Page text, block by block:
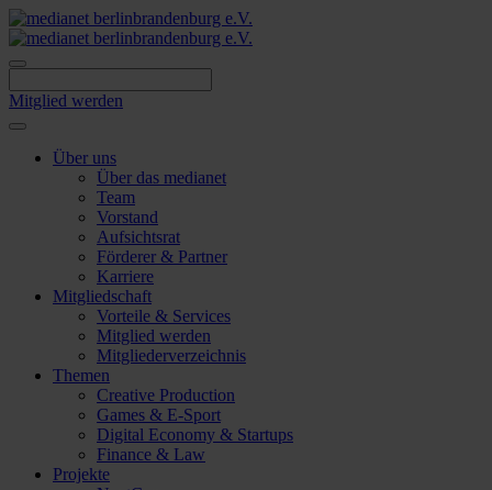
Skip
to
content
Mitglied werden
Über uns
Über das medianet
Team
Vorstand
Aufsichtsrat
Förderer & Partner
Karriere
Mitgliedschaft
Vorteile & Services
Mitglied werden
Mitgliederverzeichnis
Themen
Creative Production
Games & E-Sport
Digital Economy & Startups
Finance & Law
Projekte